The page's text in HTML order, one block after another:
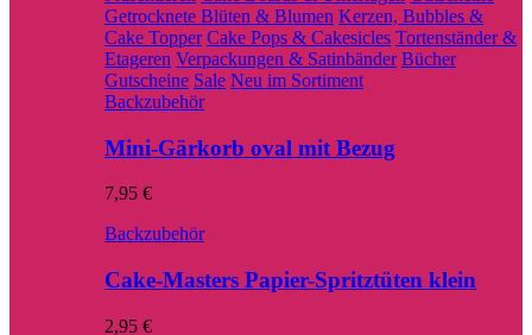
Getrocknete Blüten & Blumen Kerzen, Bubbles &
Cake Topper Cake Pops & Cakesicles Tortenständer &
Etageren Verpackungen & Satinbänder Bücher
Gutscheine Sale Neu im Sortiment
Backzubehör
Mini-Gärkorb oval mit Bezug
7,95 €
Backzubehör
Cake-Masters Papier-Spritztüten klein
2,95 €